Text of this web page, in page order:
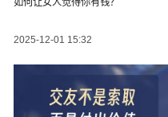
如何让女人觉得你有钱？
2025-12-01 15:32